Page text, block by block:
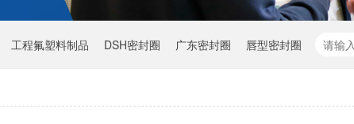
工程氟塑料制品 DSH密封圈 广东密封圈 唇型密封圈